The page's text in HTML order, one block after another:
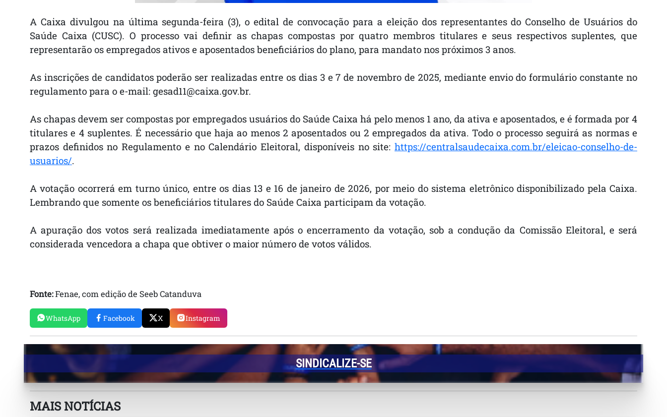
A Caixa divulgou na última segunda-feira (3), o edital de convocação para a eleição dos representantes do Conselho de Usuários do
Saúde Caixa (CUSC). O processo vai definir as chapas compostas por quatro membros titulares e seus respectivos suplentes, que
representarão os empregados ativos e aposentados beneficiários do plano, para mandato nos próximos 3 anos.
As inscrições de candidatos poderão ser realizadas entre os dias 3 e 7 de novembro de 2025, mediante envio do formulário constante no
regulamento para o e-mail: gesad11@caixa.gov.br.
As chapas devem ser compostas por empregados usuários do Saúde Caixa há pelo menos 1 ano, da ativa e aposentados, e é formada por 4
titulares e 4 suplentes. É necessário que haja ao menos 2 aposentados ou 2 empregados da ativa. Todo o processo seguirá as normas e
prazos definidos no Regulamento e no Calendário Eleitoral, disponíveis no site: https://centralsaudecaixa.com.br/eleicao-conselho-de-
usuarios/.
A votação ocorrerá em turno único, entre os dias 13 e 16 de janeiro de 2026, por meio do sistema eletrônico disponibilizado pela Caixa.
Lembrando que somente os beneficiários titulares do Saúde Caixa participam da votação.
A apuração dos votos será realizada imediatamente após o encerramento da votação, sob a condução da Comissão Eleitoral, e será
considerada vencedora a chapa que obtiver o maior número de votos válidos.
Fonte:Fenae, com edição de Seeb Catanduva
WhatsApp Facebook X Instagram
SINDICALIZE-SE
MAIS NOTÍCIAS